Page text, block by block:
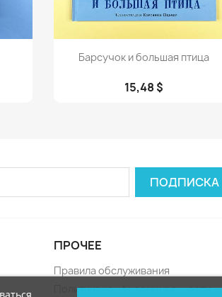
Просмотр
Барсучок и большая птица
15,48 $
ПРОЧЕЕ
Правила обслуживания
Политика конфиденциальности